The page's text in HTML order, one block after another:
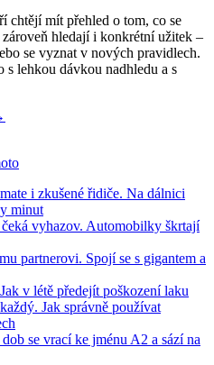
chtějí mít přehled o tom, co se
hledají i konkrétní užitek –
se vyznat v nových pravidlech.
s lehkou dávkou nadhledu a s
i zkušené řidiče. Na dálnici
minut
vyhazov. Automobilky škrtají
partnerovi. Spojí se s gigantem a
v létě předejít poškození laku
Jak správně používat
se vrací ke jménu A2 a sází na